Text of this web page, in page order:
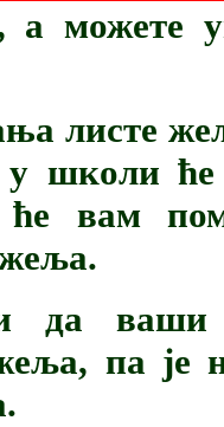
а можете
листе
у школи
ће вам
жеља.
да
па је